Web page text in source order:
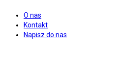
O nas
Kontakt
Napisz do nas